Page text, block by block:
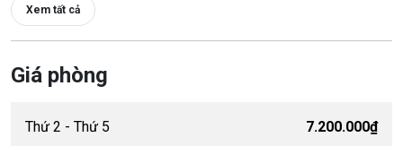
Xem tất cả
Giá phòng
Thứ 2 - Thứ 5 7.200.000₫